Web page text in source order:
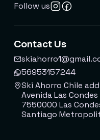
Follow us
Contact Us
56953157244
Ski Ahorro Chile
Avenida Las Condes
7550000 Las
Santiago